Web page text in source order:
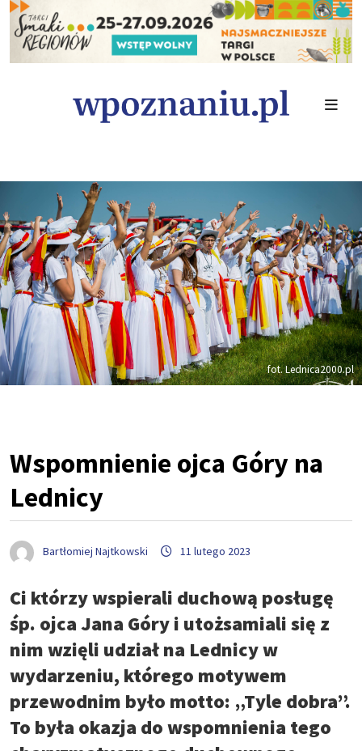
fot. Lednica2000.pl
Wspomnienie ojca Góry na
Lednicy
Bartłomiej Najtkowski 11 lutego 2023
Ci którzy wspierali duchową posługę
śp. ojca Jana Góry i utożsamiali się z
nim wzięli udział na Lednicy w
wydarzeniu, którego motywem
przewodnim było motto: „Tyle dobra”.
To była okazja do wspomnienia tego